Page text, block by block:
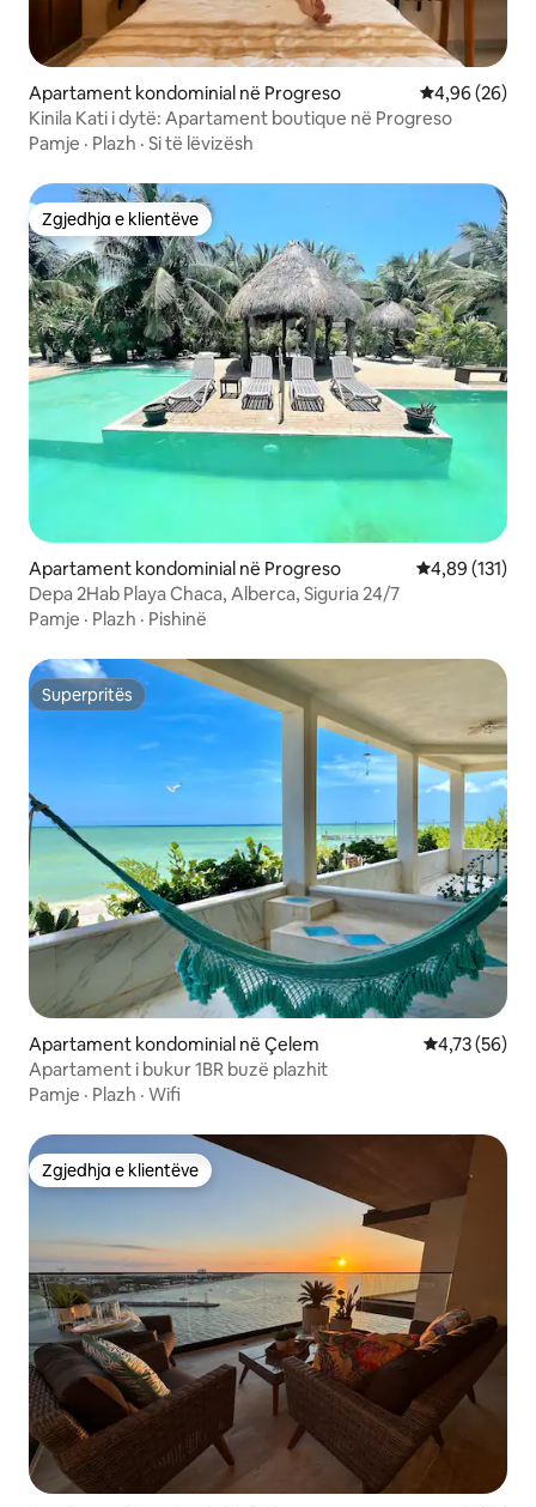
Apartament kondominial në Progreso Vlerësimi
4,96 (26)
Kinila Kati i dytë: Apartament boutique në Progreso
Pamje · Plazh · Si të lëvizësh
Zgjedhja e klientëve
Zgjedhja e klientëve
Apartament kondominial në Progreso Vlerësimi
4,89 (131)
Depa 2Hab Playa Chaca, Alberca, Siguria 24/7
Pamje · Plazh · Pishinë
Superpritës
Superpritës
Apartament kondominial në Çelem Vlerësimi
4,73 (56)
Apartament i bukur 1BR buzë plazhit
Pamje · Plazh · Wifi
Zgjedhja e klientëve
Zgjedhja e klientëve